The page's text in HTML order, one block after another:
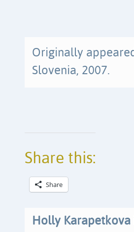
Originally
Slovenia, 2007.
Share this:
Share
Holly Karapetkova